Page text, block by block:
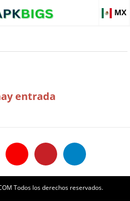
MX
entrada
Todos los derechos reservados.